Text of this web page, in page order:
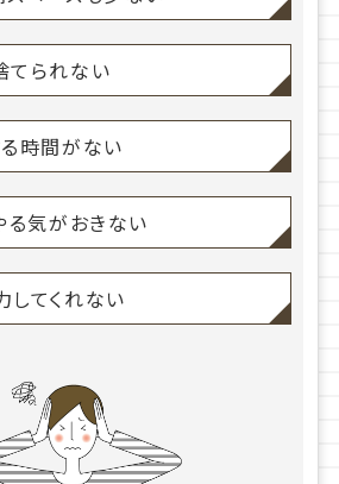
てられない
時間がない
る気がおきない
てくれない